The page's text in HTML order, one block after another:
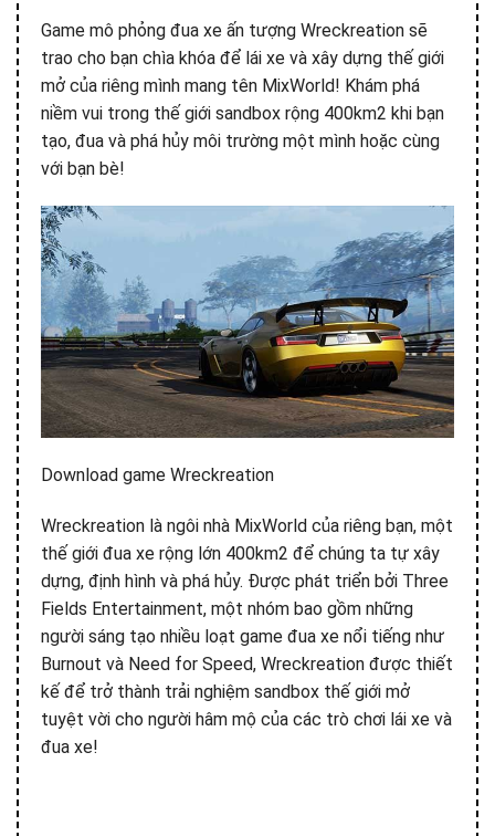
Game mô phỏng đua xe ấn tượng Wreckreation sẽ
trao cho bạn chìa khóa để lái xe và xây dựng thế giới
mở của riêng mình mang tên MixWorld! Khám phá
niềm vui trong thế giới sandbox rộng 400km2 khi bạn
tạo, đua và phá hủy môi trường một mình hoặc cùng
với bạn bè!
Download game Wreckreation
Wreckreation là ngôi nhà MixWorld của riêng bạn, một
thế giới đua xe rộng lớn 400km2 để chúng ta tự xây
dựng, định hình và phá hủy. Được phát triển bởi Three
Fields Entertainment, một nhóm bao gồm những
người sáng tạo nhiều loạt game đua xe nổi tiếng như
Burnout và Need for Speed, Wreckreation được thiết
kế để trở thành trải nghiệm sandbox thế giới mở
tuyệt vời cho người hâm mộ của các trò chơi lái xe và
đua xe!